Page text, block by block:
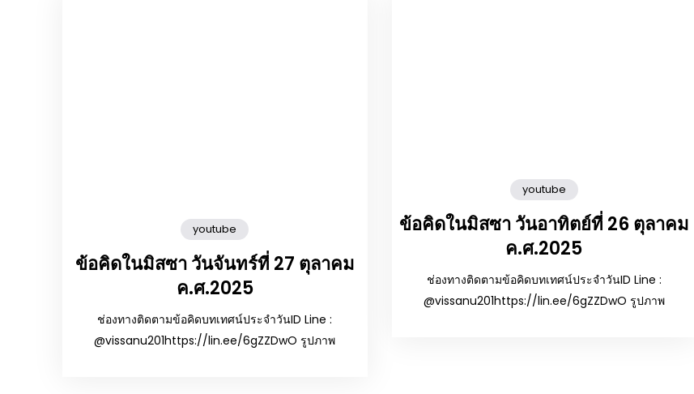
youtube
ข้อคิดในมิสซา วันจันทร์ที่ 27 ตุลาคม
ค.ศ.2025
ช่องทางติดตามข้อคิดบทเทศน์ประจำวันID Line :
@vissanu201https://lin.ee/6gZZDwO รูปภาพ
youtube
ข้อคิดในมิสซา วันอาทิตย์ที่ 26 ตุลาคม
ค.ศ.2025
ช่องทางติดตามข้อคิดบทเทศน์ประจำวันID Line :
@vissanu201https://lin.ee/6gZZDwO รูปภาพ